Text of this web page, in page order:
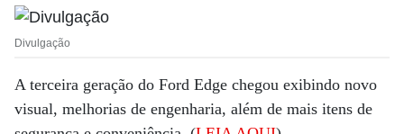
Divulgação
A terceira geração do Ford Edge chegou exibindo novo
visual, melhorias de engenharia, além de mais itens de